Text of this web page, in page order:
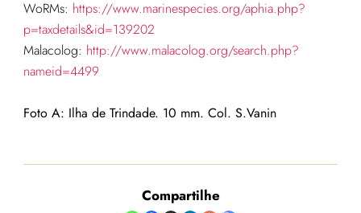
WoRMs: https://www.marinespecies.org/aphia.php?
p=taxdetails&id=139202
Malacolog: http://www.malacolog.org/search.php?
nameid=4499
Foto A: Ilha de Trindade. 10 mm. Col. S.Vanin
Compartilhe